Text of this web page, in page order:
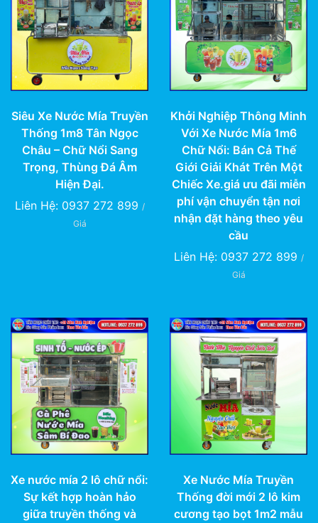
Siêu Xe Nước Mía Truyền
Thống 1m8 Tân Ngọc
Châu – Chữ Nổi Sang
Trọng, Thùng Đá Âm
Hiện Đại.
Liên Hệ: 0937 272 899 /
Giá
Khởi Nghiệp Thông Minh
Với Xe Nước Mía 1m6
Chữ Nổi: Bán Cả Thế
Giới Giải Khát Trên Một
Chiếc Xe.giá ưu đãi miễn
phí vận chuyển tận nơi
nhận đặt hàng theo yêu
cầu
Liên Hệ: 0937 272 899 /
Giá
Xe nước mía 2 lô chữ nổi:
Sự kết hợp hoàn hảo
giữa truyền thống và
Xe Nước Mía Truyền
Thống đời mới 2 lô kim
cương tạo bọt 1m2 mẫu